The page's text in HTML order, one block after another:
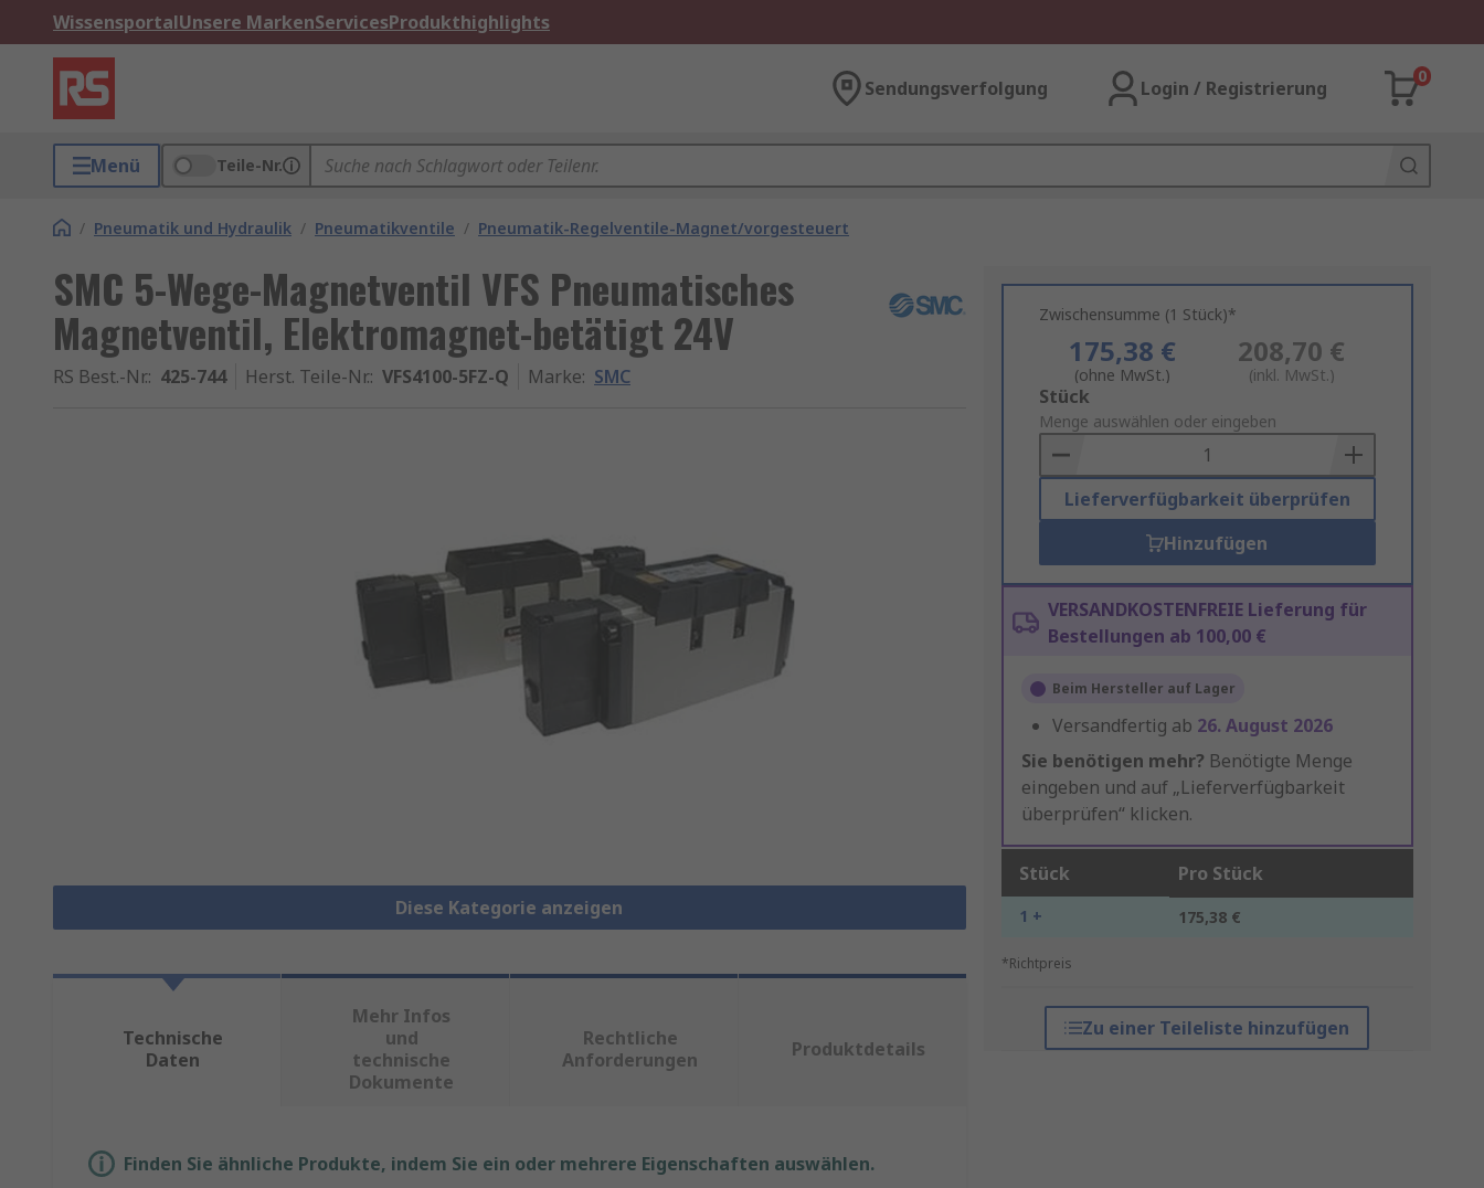
WissensportalUnsere MarkenServicesProdukthighlights
Sendungsverfolgung Login / Registrierung
0
Menü Teile-Nr.
/ Pneumatik und Hydraulik / Pneumatikventile / Pneumatik-Regelventile-Magnet/vorgesteuert
SMC 5-Wege-Magnetventil VFS Pneumatisches
Magnetventil, Elektromagnet-betätigt 24V
RS Best.-Nr.: 425-744 Herst. Teile-Nr.: VFS4100-5FZ-Q Marke: SMC
Diese Kategorie anzeigen
Zwischensumme (1 Stück)*
175,38 €
(ohne MwSt.)
208,70 €
(inkl. MwSt.)
Add
to
Basket
Stück
Menge auswählen oder eingeben
Lieferverfügbarkeit überprüfen
Hinzufügen
VERSANDKOSTENFREIE Lieferung für
Bestellungen ab 100,00 €
Beim Hersteller auf Lager
Versandfertig ab 26. August 2026
Sie benötigen mehr? Benötigte Menge
eingeben und auf „Lieferverfügbarkeit
überprüfen“ klicken.
Stück Pro Stück
1 + 175,38 €
*Richtpreis
Zu einer Teileliste hinzufügen
Technische
Daten
Mehr Infos
und
technische
Dokumente
Rechtliche
Anforderungen
Produktdetails
Finden Sie ähnliche Produkte, indem Sie ein oder mehrere Eigenschaften auswählen.